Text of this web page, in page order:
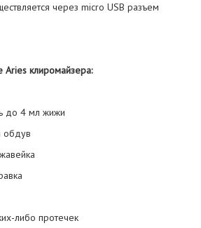
через micro USB разъем
Aries клиромайзера:
до 4 мл жижи
обдув
либо протечек